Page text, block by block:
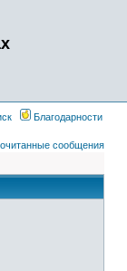
Благодарности
сообщения